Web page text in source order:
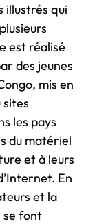
illustrés qui
est réalisé
des jeunes
mis en
sites
les pays
du matériel
et à leurs
En
et la
se font